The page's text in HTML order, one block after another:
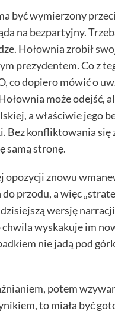
być wymierzony
na bezpartyjny.
Hołownia zrobił
prezydentem. Co z
co dopiero mówić o
może odejść,
a właściwie jego
Bez konfliktowania się
samą stronę.
znowu
przodu, a więc
wersję
wyskakuje im
nie jadą pod
, potem
to miała być